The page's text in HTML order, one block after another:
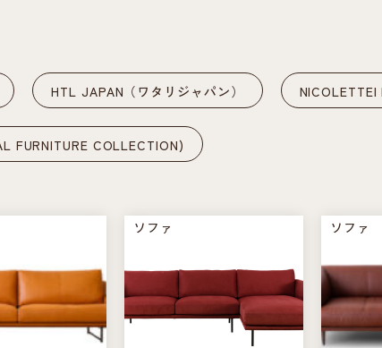
HTL JAPAN（ワタリジャパン） NICOLETTEI
FURNITURE COLLECTION)
ソファ ソファ